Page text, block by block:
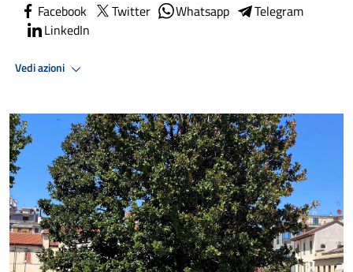
Facebook Twitter Whatsapp
Telegram
LinkedIn
Vedi azioni